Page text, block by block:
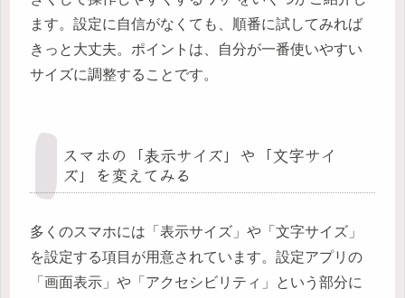
ます。設定に自信がなくても、順番に試してみれば
きっと大丈夫。ポイントは、自分が一番使いやすい
サイズに調整することです。
スマホの「表示サイズ」や「文字サイ
ズ」を変えてみる
多くのスマホには「表示サイズ」や「文字サイズ」
を設定する項目が用意されています。設定アプリの
「画面表示」や「アクセシビリティ」という部分に